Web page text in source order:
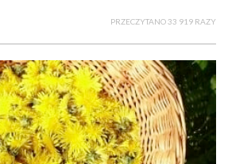
PRZECZYTANO 33 919 RAZY